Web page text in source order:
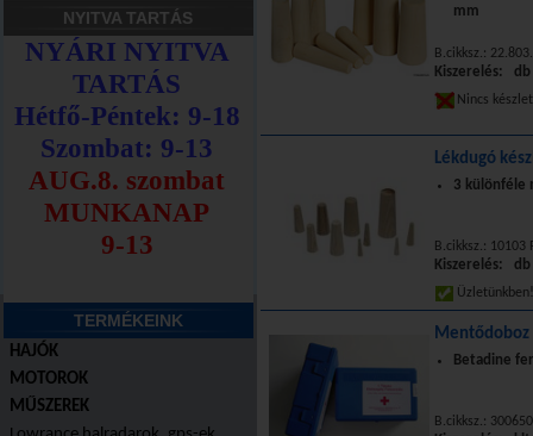
NYITVA TARTÁS
TERMÉKEINK
HAJÓK
MOTOROK
MŰSZEREK
mm
B.cikksz.:
Kiszerelés: db
Nincs
Lékdugó
3 különféle
B.cikksz.: 10103
Kiszerelés: db
Betadine
B.cikksz.: 300650